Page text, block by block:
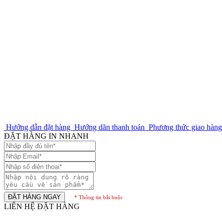
Hướng dẫn đặt hàng Hướng dãn thanh toán Phương thức giao hàng
ĐẶT HÀNG IN NHANH
ĐẶT HÀNG NGAY * Thông tin bắt buộc
LIÊN HỆ ĐẶT HÀNG